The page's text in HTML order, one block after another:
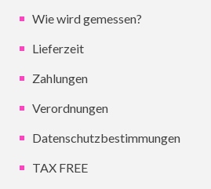
Wie wird gemessen?
Lieferzeit
Zahlungen
Verordnungen
Datenschutzbestimmungen
TAX FREE